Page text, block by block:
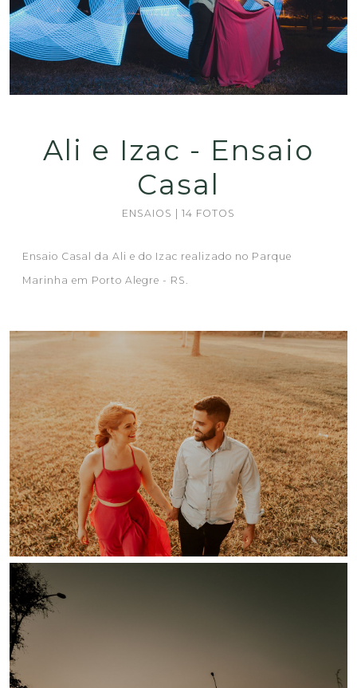
Ali e Izac - Ensaio
Casal
ENSAIOS | 14 FOTOS
Ensaio Casal da Ali e do Izac realizado no Parque
Marinha em Porto Alegre - RS.
Guardar